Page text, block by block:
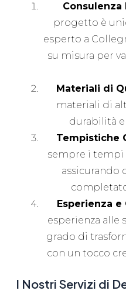
Consulenza
progetto è
esperto a
su misura per
Materiali di
materiali di
durabilità
Tempistiche
sempre i tempi
assicurando
Esperienza e
esperienza alle
grado di
con un tocco
I Nostri Servizi di